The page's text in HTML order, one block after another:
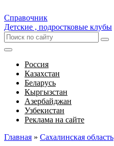
Справочник
Детские , подростковые клубы
Россия
Казахстан
Беларусь
Кыргызстан
Азербайджан
Узбекистан
Реклама на сайте
Главная » Сахалинская область